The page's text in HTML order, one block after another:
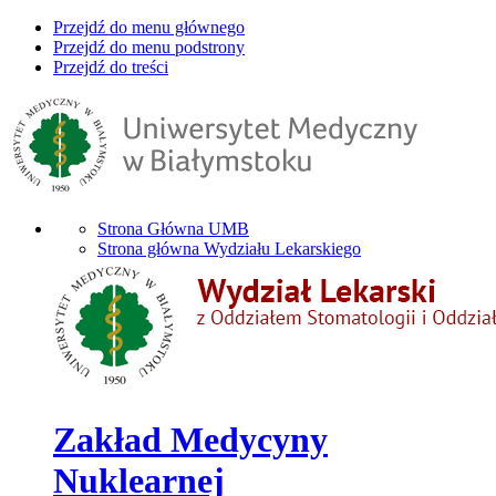
Przejdź do menu głównego
Przejdź do menu podstrony
Przejdź do treści
Strona Główna UMB
Strona główna Wydziału Lekarskiego
Zakład Medycyny
Nuklearnej